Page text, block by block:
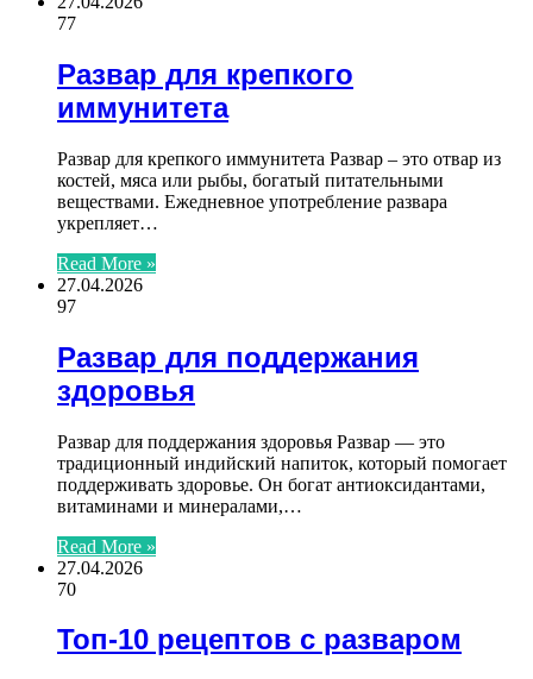
77
Развар для крепкого
иммунитета
Развар для крепкого иммунитета Развар – это отвар из
костей, мяса или рыбы, богатый питательными
веществами. Ежедневное употребление развара
укрепляет…
Read More »
27.04.2026
97
Развар для поддержания
здоровья
Развар для поддержания здоровья Развар — это
традиционный индийский напиток, который помогает
поддерживать здоровье. Он богат антиоксидантами,
витаминами и минералами,…
Read More »
27.04.2026
70
Топ-10 рецептов с разваром